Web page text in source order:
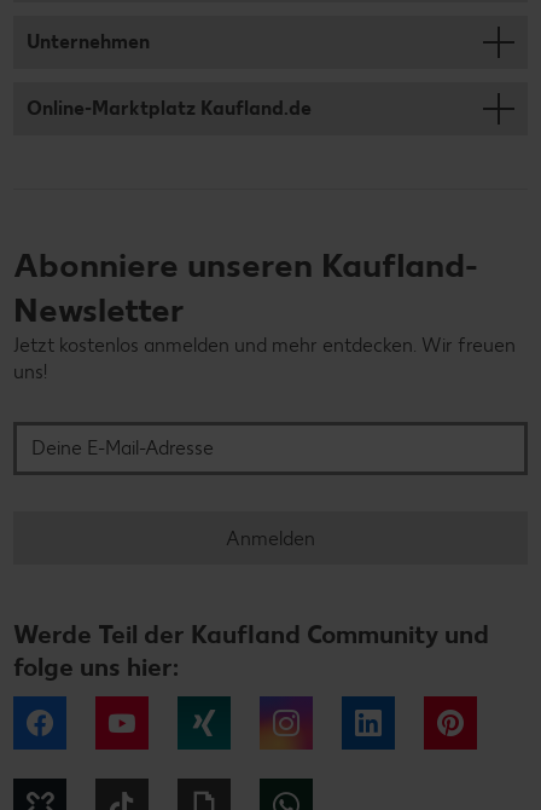
Unternehmen
Online-Marktplatz Kaufland.de
Abonniere unseren Kaufland-
Newsletter
Jetzt kostenlos anmelden und mehr entdecken. Wir freuen
uns!
Anmelden
Werde Teil der Kaufland Community und
folge uns hier:
Facebook YouTube Instagram LinkedIn
Kununu Giphy